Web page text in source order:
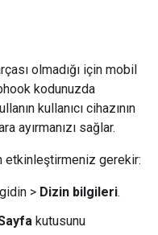
olmadığı için mobil
kodunuzda
kullanıcı cihazının
ayırmanızı sağlar.
etkinleştirmeniz gerekir:
> Dizin bilgileri.
kutusunu